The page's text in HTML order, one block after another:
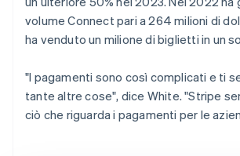
volume Connect pari a 264 milioni di
ha venduto un milione di biglietti in un
"I pagamenti sono così complicati e ti
tante altre cose", dice White. "Stripe
ciò che riguarda i pagamenti per le